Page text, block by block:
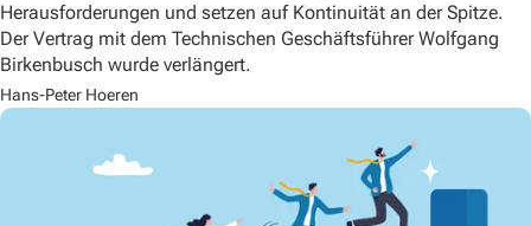
Herausforderungen und setzen auf Kontinuität an der Spitze.
Der Vertrag mit dem Technischen Geschäftsführer Wolfgang
Birkenbusch wurde verlängert.
Hans-Peter Hoeren